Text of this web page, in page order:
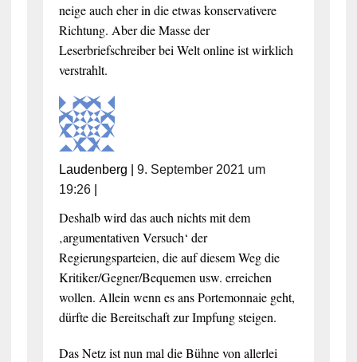
neige auch eher in die etwas konservativere
Richtung. Aber die Masse der
Leserbriefschreiber bei Welt online ist wirklich
verstrahlt.
Laudenberg
9. September 2021 um
19:26|
Deshalb wird das auch nichts mit dem
‚argumentativen Versuch‘ der
Regierungsparteien, die auf diesem Weg die
Kritiker/Gegner/Bequemen usw. erreichen
wollen. Allein wenn es ans Portemonnaie geht,
dürfte die Bereitschaft zur Impfung steigen.
Das Netz ist nun mal die Bühne von allerlei